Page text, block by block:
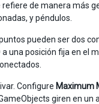
de manera más
y péndulos.
pueden ser dos
una posición fija en el
Configure Maximum
giren en